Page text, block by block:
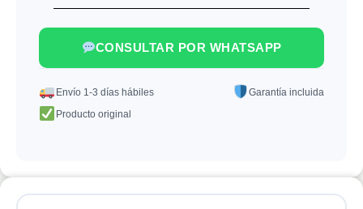
CONSULTAR POR WHATSAPP
Envío 1-3 días hábiles
Garantía incluida
Producto original